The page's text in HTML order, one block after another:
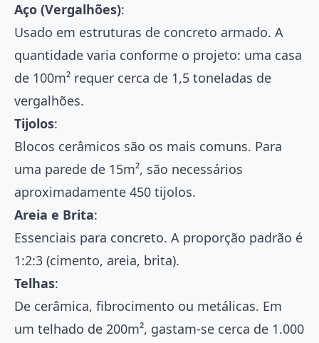
Aço (Vergalhões):
Usado em estruturas de concreto armado. A
quantidade varia conforme o projeto: uma casa
de 100m² requer cerca de 1,5 toneladas de
vergalhões.
Tijolos:
Blocos cerâmicos são os mais comuns. Para
uma parede de 15m², são necessários
aproximadamente 450 tijolos.
Areia e Brita:
Essenciais para concreto. A proporção padrão é
1:2:3 (cimento, areia, brita).
Telhas:
De cerâmica, fibrocimento ou metálicas. Em
um telhado de 200m², gastam-se cerca de 1.000